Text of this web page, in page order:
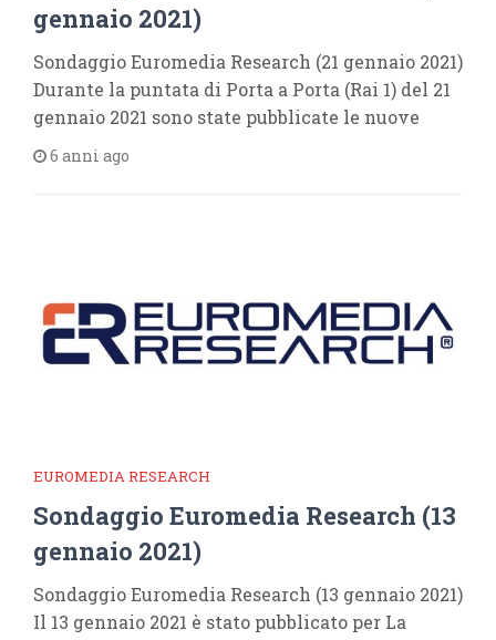
gennaio 2021)
Sondaggio Euromedia Research (21 gennaio 2021)
Durante la puntata di Porta a Porta (Rai 1) del 21
gennaio 2021 sono state pubblicate le nuove
6 anni ago
EUROMEDIA RESEARCH
Sondaggio Euromedia Research (13
gennaio 2021)
Sondaggio Euromedia Research (13 gennaio 2021)
Il 13 gennaio 2021 è stato pubblicato per La